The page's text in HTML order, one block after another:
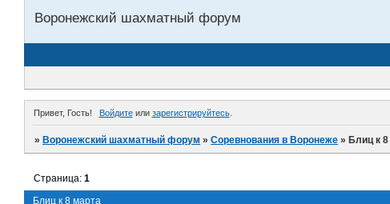
Воронежский шахматный форум
Привет, Гость! Войдитеили зарегистрируйтесь.
»Воронежский шахматный форум »Соревнования в Воронеже »Блиц к
Блиц к 8 марта
Страница:1